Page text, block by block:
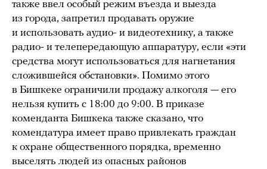
также ввел особый режим въезда и выезда
из города, запретил продавать оружие
и использовать аудио- и видеотехнику, а также
радио- и телепередающую аппаратуру, если «эти
средства могут использоваться для нагнетания
сложившейся обстановки». Помимо этого
в Бишкеке ограничили продажу алкоголя — его
нельзя купить с 18:00 до 9:00. В приказе
коменданта Бишкека также сказано, что
комендатура имеет право привлекать граждан
к охране общественного порядка, временно
выселять людей из опасных районов